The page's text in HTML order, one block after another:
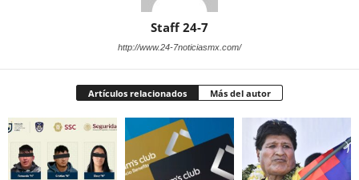
Staff 24-7
http://www.24-7noticiasmx.com/
Artículos relacionados Más del autor